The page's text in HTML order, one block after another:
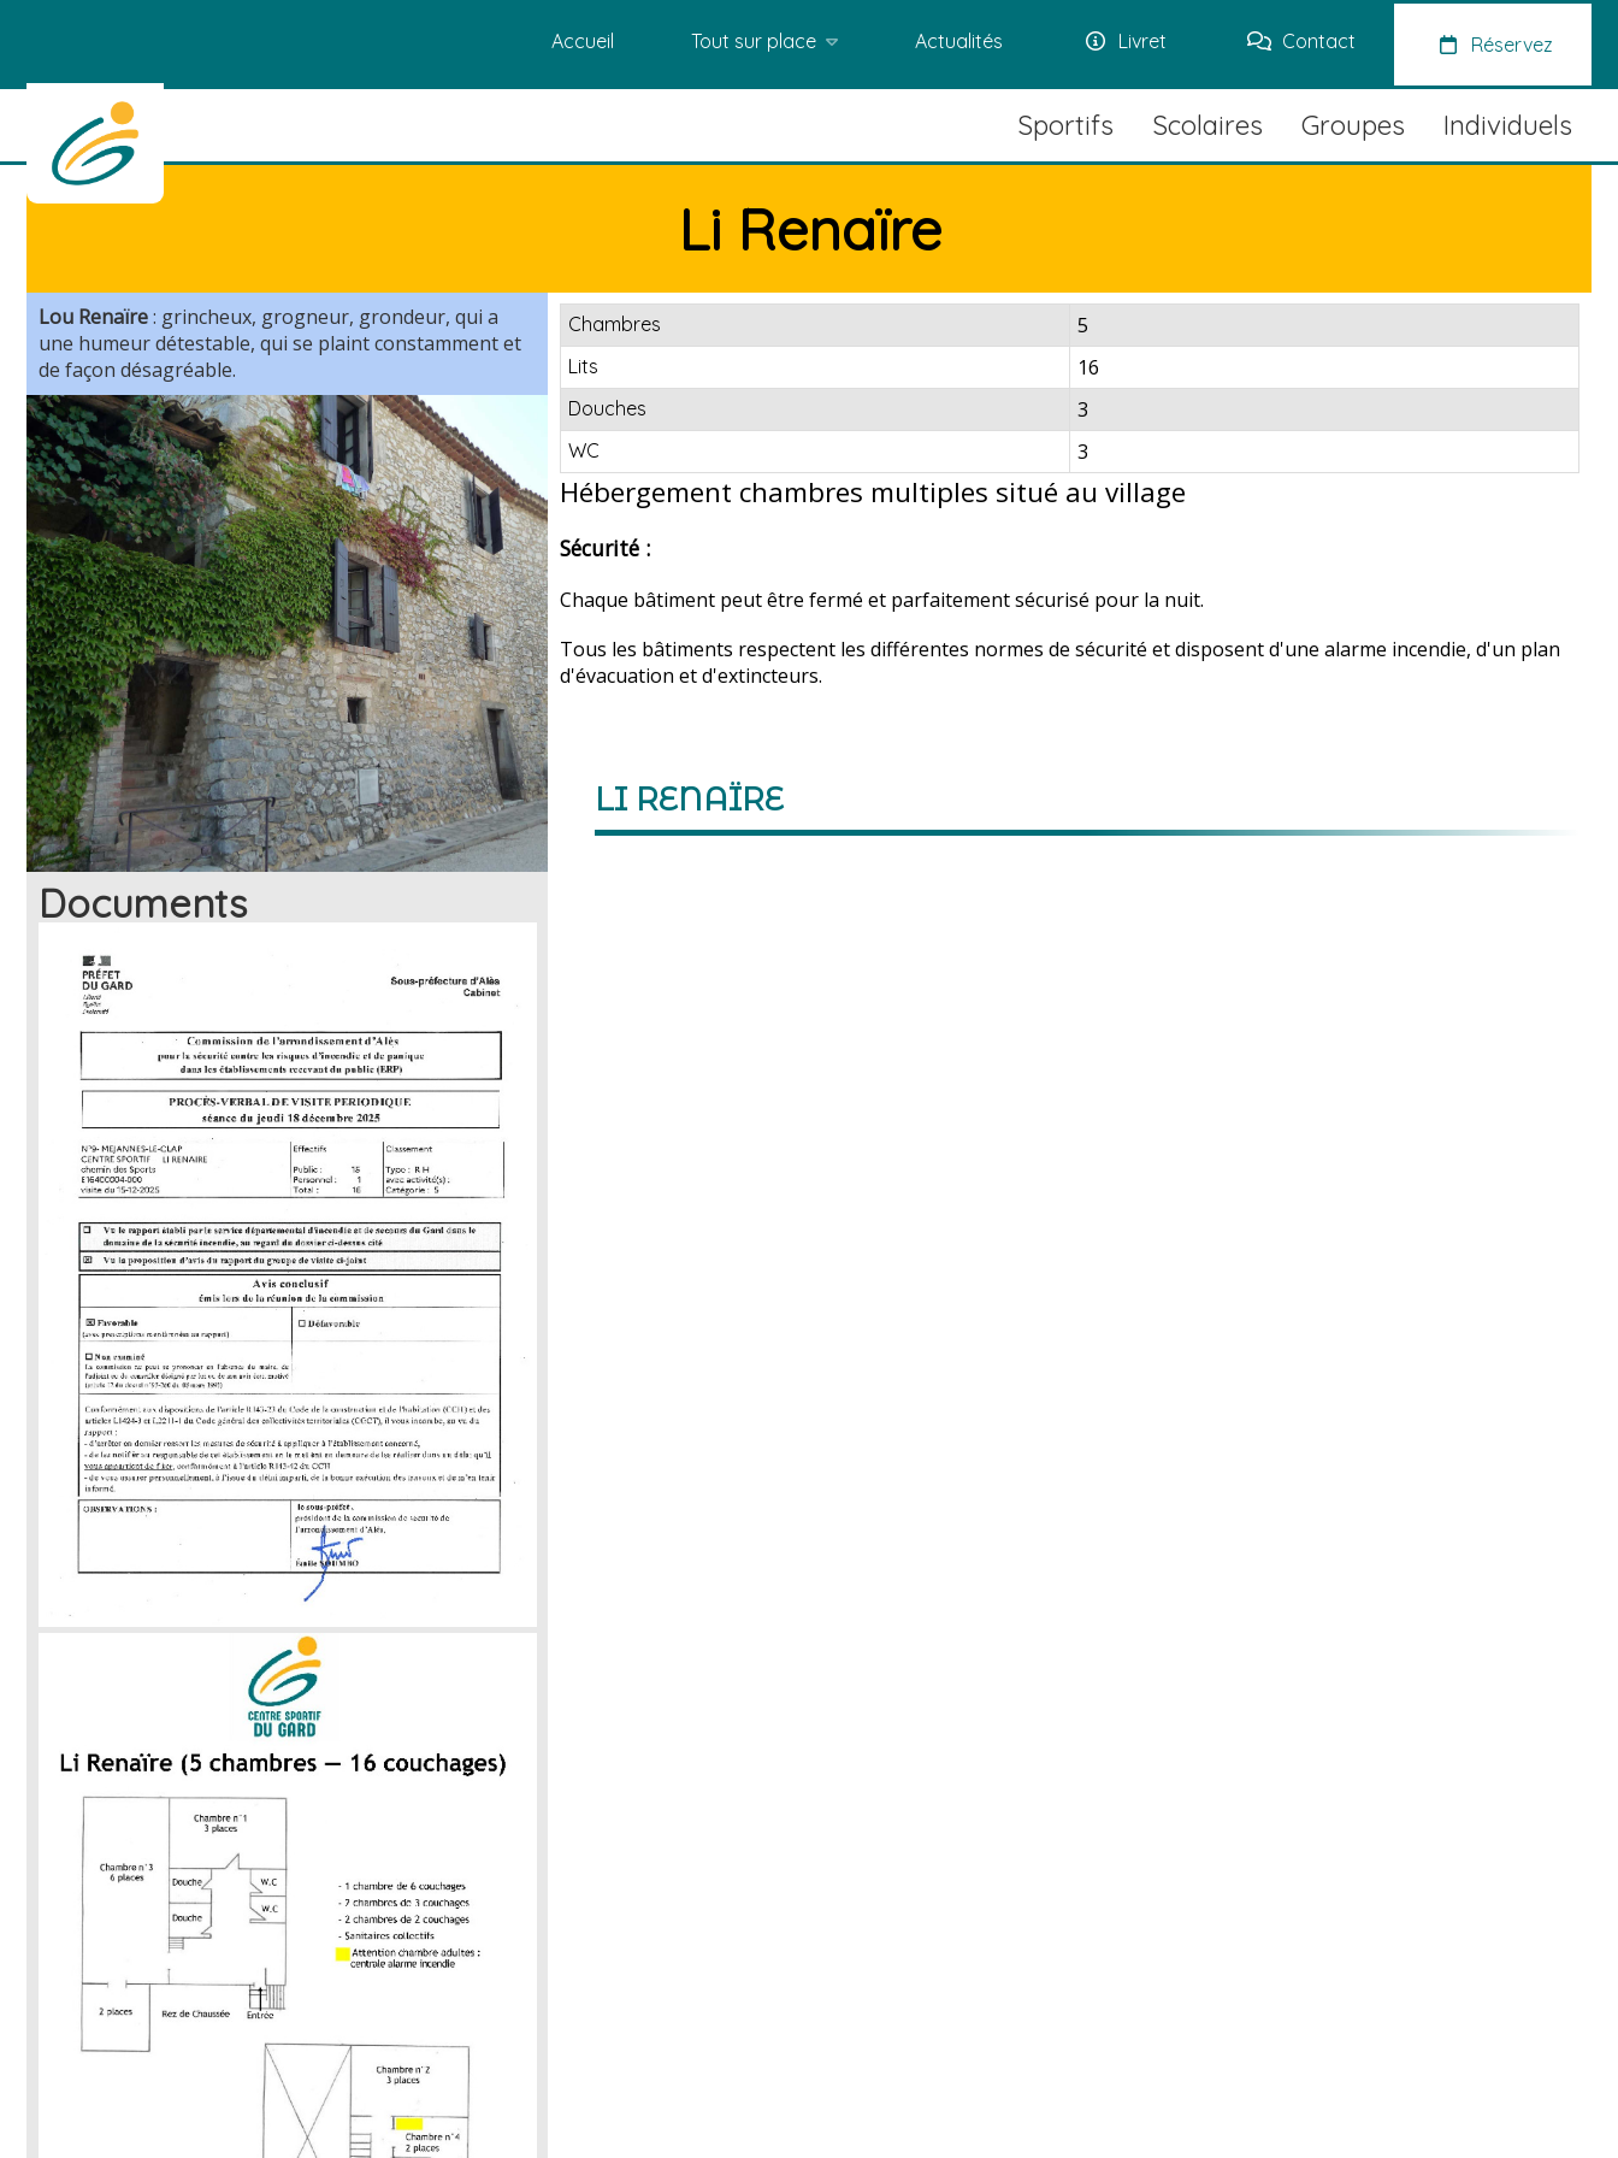
Accueil Tout sur place Actualités Livret Contact Réservez
Sportifs Scolaires Groupes Individuels
Li Renaïre
Lou Renaïre: grincheux, grogneur, grondeur, qui a
une humeur détestable, qui se plaint constamment et
de façon désagréable.
Documents
Chambres 5
Lits 16
Douches 3
WC 3
Hébergement chambres multiples situé au village
Sécurité :
Chaque bâtiment peut être fermé et parfaitement sécurisé pour la nuit.
Tous les bâtiments respectent les différentes normes de sécurité et disposent d'une alarme incendie, d'un plan
d'évacuation et d'extincteurs.
LI RENAÏRE